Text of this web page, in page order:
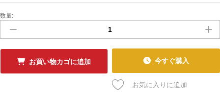
中
ﾚ
ｺ
ﾄﾞ
数量:
お買い物カゴに追加 今すぐ購入
お気に入りに追加